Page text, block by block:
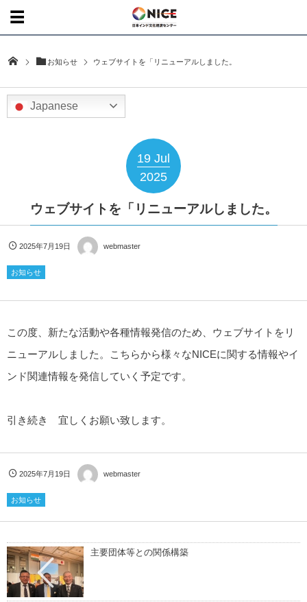
お知らせ ウェブサイトを「リニューアルしました。
Japanese
19 Jul
2025
ウェブサイトを「リニューアルしました。
2025年7月19日 webmaster
お知らせ
この度、新たな活動や各種情報発信のため、ウェブサイトをリ
ニューアルしました。こちらから様々なNICEに関する情報やイ
ンド関連情報を発信していく予定です。
引き続き 宜しくお願い致します。
2025年7月19日 webmaster
お知らせ
主要団体等との関係構築